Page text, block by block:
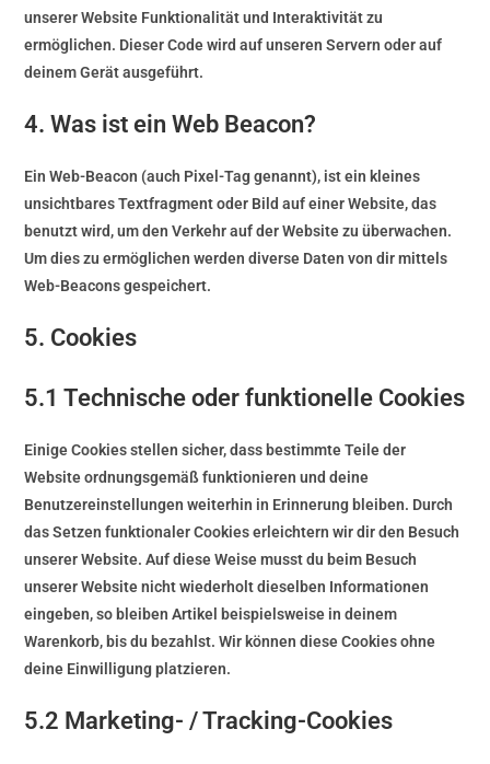
unserer Website Funktionalität und Interaktivität zu
ermöglichen. Dieser Code wird auf unseren Servern oder auf
deinem Gerät ausgeführt.
4. Was ist ein Web Beacon?
Ein Web-Beacon (auch Pixel-Tag genannt), ist ein kleines
unsichtbares Textfragment oder Bild auf einer Website, das
benutzt wird, um den Verkehr auf der Website zu überwachen.
Um dies zu ermöglichen werden diverse Daten von dir mittels
Web-Beacons gespeichert.
5. Cookies
5.1 Technische oder funktionelle Cookies
Einige Cookies stellen sicher, dass bestimmte Teile der
Website ordnungsgemäß funktionieren und deine
Benutzereinstellungen weiterhin in Erinnerung bleiben. Durch
das Setzen funktionaler Cookies erleichtern wir dir den Besuch
unserer Website. Auf diese Weise musst du beim Besuch
unserer Website nicht wiederholt dieselben Informationen
eingeben, so bleiben Artikel beispielsweise in deinem
Warenkorb, bis du bezahlst. Wir können diese Cookies ohne
deine Einwilligung platzieren.
5.2 Marketing- / Tracking-Cookies